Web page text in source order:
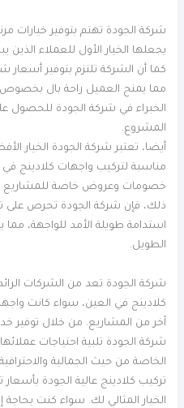
شركة الجودة تهتم بتوفير خيارات
يجعلها الخيار الأول للعملاء
كما أن الشركة تلتزم بتوفير أسعار
مما يمنح العميل راحة بال
الخبراء في شركة الجودة للحصول
المشروع.
أيضا، تعتبر شركة الجودة الخيار
مناسبة لتركيب واجهات كلادينج
خصومات وعروض خاصة للمشاريع
ذلك، فإن شركة الجودة تحرص على
استدامة طويلة الأمد للواجهة، مما
الطويل.
شركة الجودة تعد من الشركات
كلادينج في العين، سواء كانت
آخر من المشاريع. من خلال
شركة الجودة تلبية احتياجات
الخاصة من حيث الجمالية
تركيب كلادينج عالية الجودة
الخيار المثالي لك. سواء كنت